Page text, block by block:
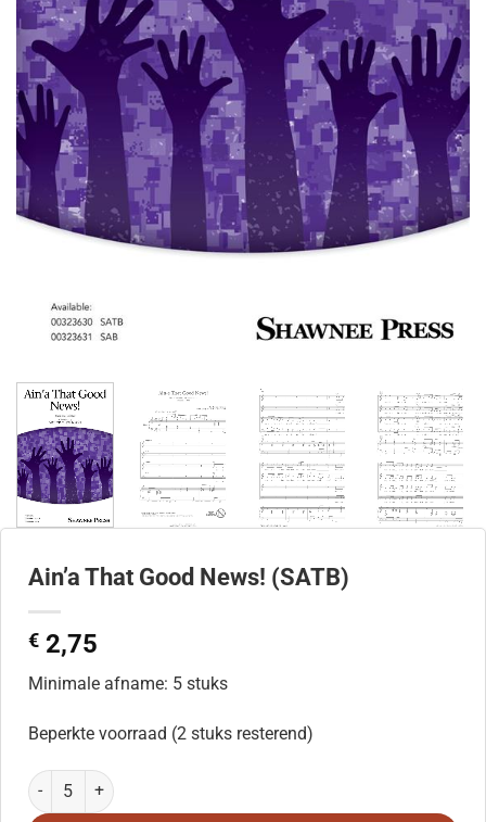
Ain’a That Good News! (SATB)
€ 2,75
Minimale afname: 5 stuks
Beperkte voorraad (2 stuks resterend)
Ain'a That Good News! (SATB) aantal